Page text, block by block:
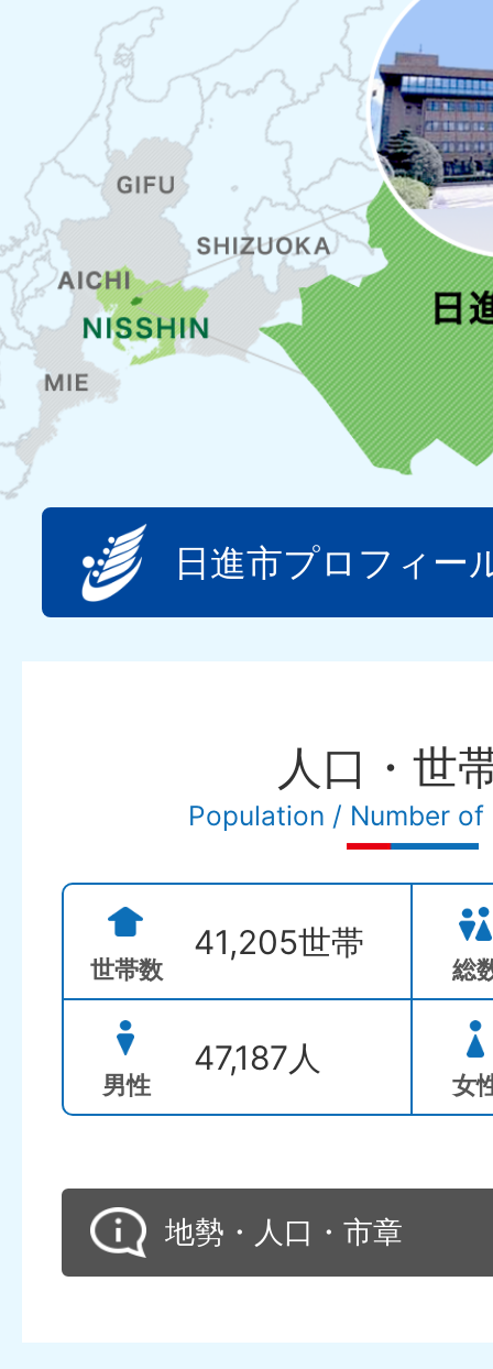
位
置
を
示
し
た
地
図
日進市プロフィー
人口・世
Population / Number of
世帯数
41,205世帯
総
男性
47,187人
女
地勢・人口・市章